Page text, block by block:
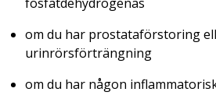
om du har prostataförstoring
urinrörsförträngning
om du har någon